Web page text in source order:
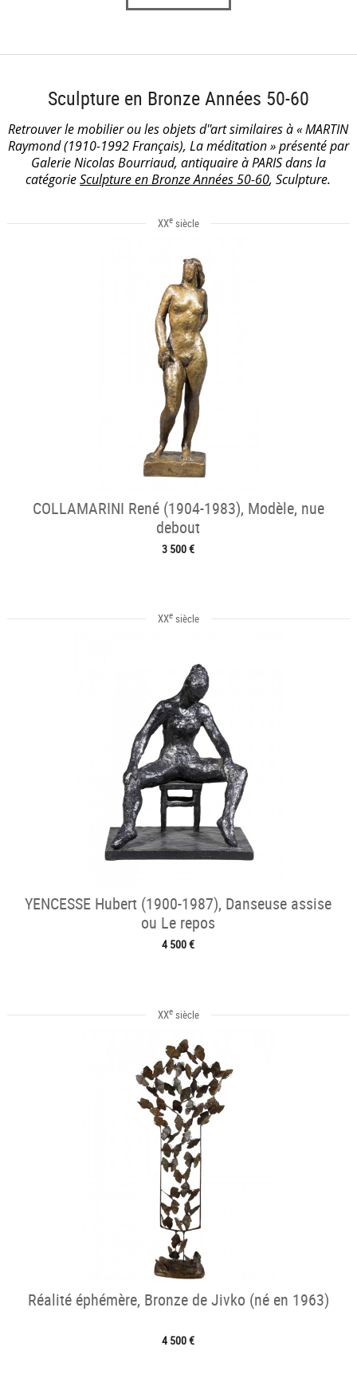
Sculpture en Bronze Années 50-60
Retrouver le mobilier ou les objets d''art similaires à « MARTIN
Raymond (1910-1992 Français), La méditation » présenté par
Galerie Nicolas Bourriaud, antiquaire à PARIS dans la
catégorieSculpture en Bronze Années 50-60, Sculpture.
XXesiècle
COLLAMARINI René (1904-1983), Modèle, nue
debout
3 500 €
XXesiècle
YENCESSE Hubert (1900-1987), Danseuse assise
ou Le repos
4 500 €
XXesiècle
Réalité éphémère, Bronze de Jivko (né en 1963)
4 500 €